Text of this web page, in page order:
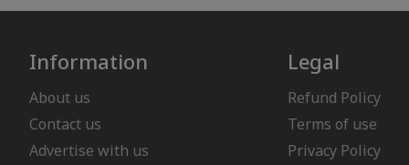
Information
About us
Contact us
Advertise with us
Legal
Refund Policy
Terms of use
Privacy Policy